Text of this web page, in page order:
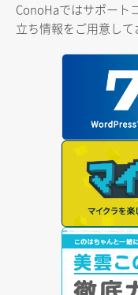
ConoHaではサポート
立ち情報をご用意して